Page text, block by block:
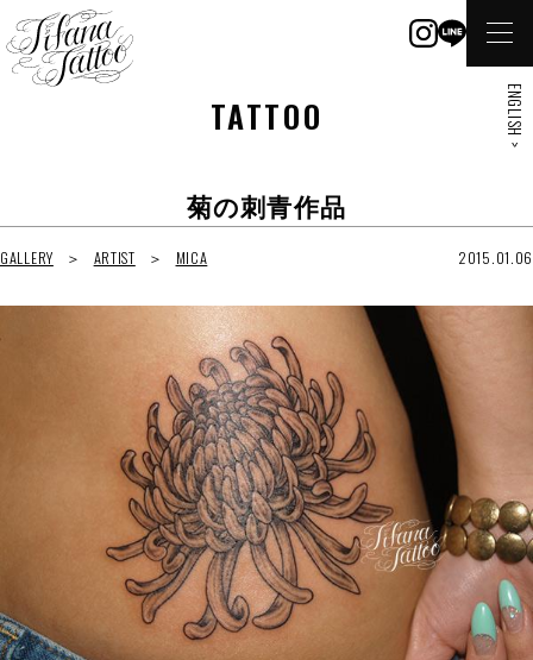
TATTOO
菊の刺青作品
GALLERY ARTIST MICA 2015.01.06
ENGLISH >